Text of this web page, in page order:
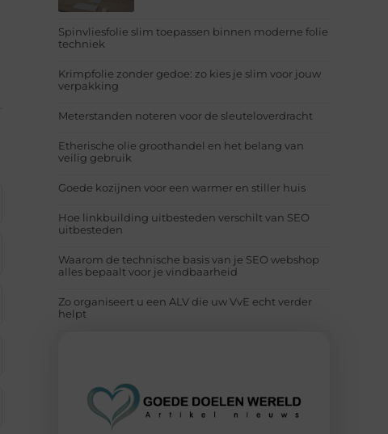
Spinvliesfolie slim toepassen binnen moderne folie
techniek
Krimpfolie zonder gedoe: zo kies je slim voor jouw
verpakking
Meterstanden noteren voor de sleuteloverdracht
Etherische olie groothandel en het belang van
veilig gebruik
Goede kozijnen voor een warmer en stiller huis
Hoe linkbuilding uitbesteden verschilt van SEO
uitbesteden
Waarom de technische basis van je SEO webshop
alles bepaalt voor je vindbaarheid
Zo organiseert u een ALV die uw VvE echt verder
helpt